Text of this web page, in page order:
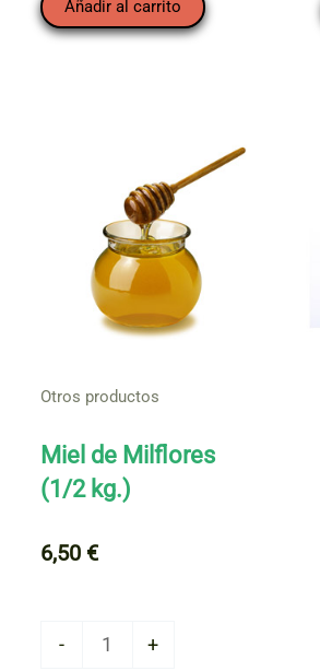
Añadir al carrito
Otros productos
Miel de Milflores
(1/2 kg.)
6,50 €
- +